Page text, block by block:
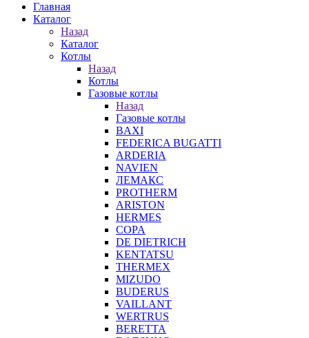
Главная
Каталог
Назад
Каталог
Котлы
Назад
Котлы
Газовые котлы
Назад
Газовые котлы
BAXI
FEDERICA BUGATTI
ARDERIA
NAVIEN
ЛЕМАКС
PROTHERM
ARISTON
HERMES
COPA
DE DIETRICH
KENTATSU
THERMEX
MIZUDO
BUDERUS
VAILLANT
WERTRUS
BERETTA